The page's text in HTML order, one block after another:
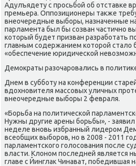
Адулъядету с просьбой об отставке
премьера. Оппозиционеры также
внеочередные выборы, назначенные
парламента был бы созван частично
который будет призван разработать
главным содержанием которой стало
«обеспечение юридической
Демократы разочаровались в
Днем в субботу на конференции
вдохновителя массовых уличных
внеочередные выборы 2 февраля.
«Борьба на политической
Нужны другие арены борьбы», -
неделе вновь избранный лидером
всеобщих выборов, но в 2008 - 2011
парламентского голосования после
власти. Клоном последней является
главе с Йинглак Чинават, победившая